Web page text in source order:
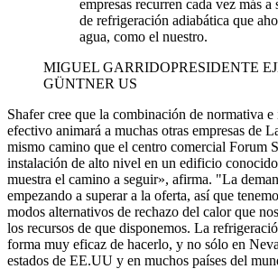
empresas recurren cada vez más a
de refrigeración adiabática que
agua, como el nuestro.
MIGUEL GARRIDOPRESIDENTE
GÜNTNER US
Shafer cree que la combinación de normativa e
efectivo animará a muchas otras empresas de
mismo camino que el centro comercial Forum
instalación de alto nivel en un edificio
muestra el camino a seguir», afirma. "La
empezando a superar a la oferta, así que
modos alternativos de rechazo del calor que
los recursos de que disponemos. La
forma muy eficaz de hacerlo, y no sólo en
estados de EE.UU y en muchos países del